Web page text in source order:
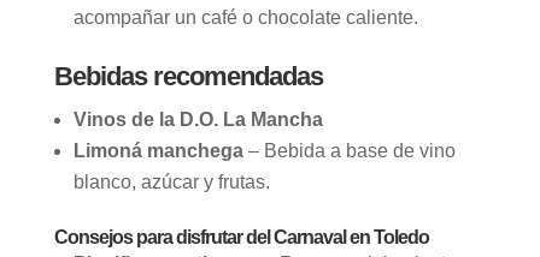
acompañar un café o chocolate caliente.
Bebidas recomendadas
Vinos de la D.O. La Mancha
Limoná manchega– Bebida a base de vino
blanco, azúcar y frutas.
Consejos para disfrutar del Carnaval en Toledo